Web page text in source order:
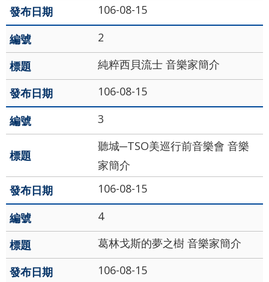
文
宣
品
及
出
版
品
行
資
訊
網
站
導
106-08-15
2
純粹西貝流士 音樂家簡介
106-08-15
3
聽城─TSO美巡行前音樂會 音樂
家簡介
106-08-15
4
葛林戈斯的夢之樹 音樂家簡介
106-08-15